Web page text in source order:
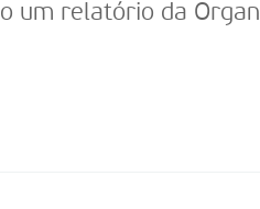
um relatório da